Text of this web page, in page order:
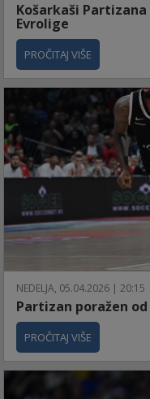
Košarkaši Partizana
Evrolige
PROČITAJ VIŠE
NEDELJA, 05.04.2026 | 20:15
Partizan poražen
PROČITAJ VIŠE